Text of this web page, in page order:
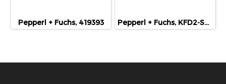
Pepperl + Fuchs, 419393 Pepperl + Fuchs, KFD2-SR2-EX1.W